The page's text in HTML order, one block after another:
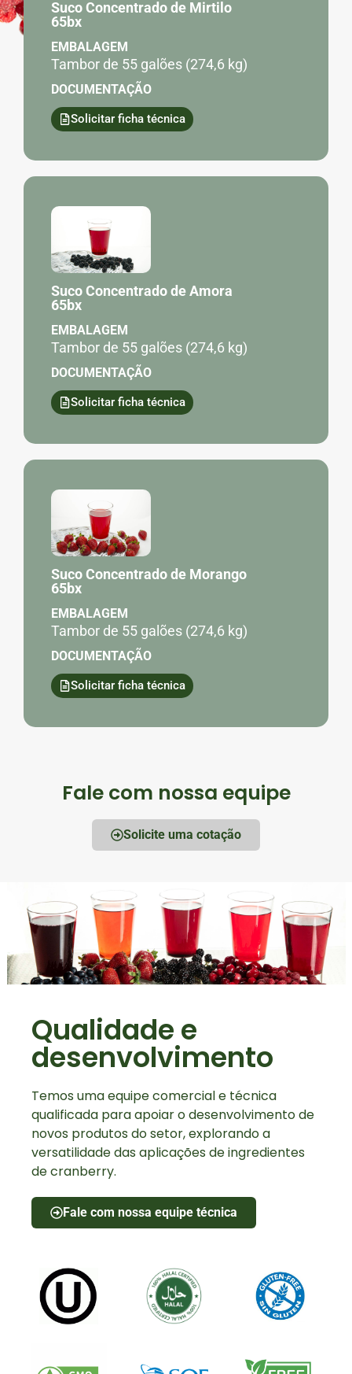
Suco Concentrado de Mirtilo
65bx
EMBALAGEM
Tambor de 55 galões (274,6 kg)
DOCUMENTAÇÃO
Solicitar ficha técnica
Suco Concentrado de Amora
65bx
EMBALAGEM
Tambor de 55 galões (274,6 kg)
DOCUMENTAÇÃO
Solicitar ficha técnica
Suco Concentrado de Morango
65bx
EMBALAGEM
Tambor de 55 galões (274,6 kg)
DOCUMENTAÇÃO
Solicitar ficha técnica
Fale com nossa equipe
Solicite uma cotação
Qualidade e
desenvolvimento
Temos uma equipe comercial e técnica
qualificada para apoiar o desenvolvimento de
novos produtos do setor, explorando a
versatilidade das aplicações de ingredientes
de cranberry.
Fale com nossa equipe técnica